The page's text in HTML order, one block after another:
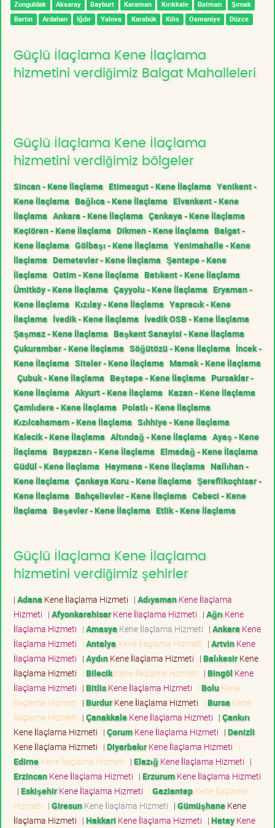
Zonguldak Aksaray Bayburt Karaman Kırıkkale Batman
Şırnak
Bartın
Ardahan Iğdır Yalova Karabük Kilis Osmaniye Düzce
Güçlü İlaçlama Kene İlaçlama
hizmetini verdiğimiz Balgat Mahalleleri
Güçlü İlaçlama Kene İlaçlama
hizmetini verdiğimiz bölgeler
Sincan - Kene İlaçlama Etimesgut - Kene İlaçlama Yenikent -
Kene İlaçlama Bağlıca - Kene İlaçlama Elvankent - Kene
İlaçlama Ankara - Kene İlaçlama Çankaya - Kene İlaçlama
Keçiören - Kene İlaçlama Dikmen - Kene İlaçlama Balgat -
Kene İlaçlama Gölbaşı - Kene İlaçlama Yenimahalle - Kene
İlaçlama Demetevler - Kene İlaçlama Şentepe - Kene
İlaçlama Ostim - Kene İlaçlama Batıkent - Kene İlaçlama
Ümitköy - Kene İlaçlama Çayyolu - Kene İlaçlama Eryaman -
Kene İlaçlama Kızılay - Kene İlaçlama Yapracık - Kene
İlaçlama İvedik - Kene İlaçlama İvedik OSB - Kene İlaçlama
Şaşmaz - Kene İlaçlama Başkent Sanayisi - Kene İlaçlama
Çukurambar - Kene İlaçlama Söğütözü - Kene İlaçlama İncek -
Kene İlaçlama Siteler - Kene İlaçlama Mamak - Kene İlaçlama
Çubuk - Kene İlaçlama Beştepe - Kene İlaçlama Pursaklar -
Kene İlaçlama Akyurt - Kene İlaçlama Kazan - Kene İlaçlama
Çamlıdere - Kene İlaçlama Polatlı - Kene İlaçlama
Kızılcahamam - Kene İlaçlama Sıhhiye - Kene İlaçlama
Kalecik - Kene İlaçlama Altındağ - Kene İlaçlama Ayaş - Kene
İlaçlama Baypazarı - Kene İlaçlama Elmadağ - Kene İlaçlama
Güdül - Kene İlaçlama Haymana - Kene İlaçlama Nallıhan -
Kene İlaçlama Çankaya Koru - Kene İlaçlama Şereflikoçhisar -
Kene İlaçlama Bahçelievler - Kene İlaçlama Cebeci - Kene
İlaçlama Beşevler - Kene İlaçlama Etlik - Kene İlaçlama
Güçlü İlaçlama Kene İlaçlama
hizmetini verdiğimiz şehirler
| Adana Kene İlaçlama Hizmeti | AdıyamanKene İlaçlama
Hizmeti | AfyonkarahisarKene İlaçlama Hizmeti | Ağrı Kene
İlaçlama Hizmeti | Amasya Kene İlaçlama Hizmeti | Ankara Kene
İlaçlama Hizmeti | Antalya Kene İlaçlama Hizmeti | ArtvinKene
İlaçlama Hizmeti | AydınKene İlaçlama Hizmeti | BalıkesirKene
İlaçlama Hizmeti | BilecikKene İlaçlama Hizmeti | Bingöl Kene
İlaçlama Hizmeti | BitlisKene İlaçlama Hizmeti | BoluKene
İlaçlama Hizmeti | BurdurKene İlaçlama Hizmeti | Bursa Kene
İlaçlama Hizmeti | ÇanakkaleKene İlaçlama Hizmeti | Çankırı
Kene İlaçlama Hizmeti | ÇorumKene İlaçlama Hizmeti | Denizli
Kene İlaçlama Hizmeti | DiyarbakırKene İlaçlama Hizmeti |
EdirneKene İlaçlama Hizmeti | Elazığ Kene İlaçlama Hizmeti |
ErzincanKene İlaçlama Hizmeti | ErzurumKene İlaçlama Hizmeti
| EskişehirKene İlaçlama Hizmeti | GaziantepKene İlaçlama
Hizmeti | GiresunKene İlaçlama Hizmeti | GümüşhaneKene
İlaçlama Hizmeti | Hakkari Kene İlaçlama Hizmeti | HatayKene